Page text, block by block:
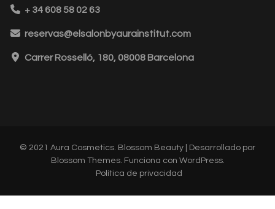
+ 34 608 58 02 63
reservas@elsalonbyaurainstitut.com
Carrer Rosselló, 180, 08008 Barcelona
© 2021 Aura Cosmetics. Blossom Beauty | Desarrollado por
Blossom Themes. Funciona con WordPress.
Política de privacidad